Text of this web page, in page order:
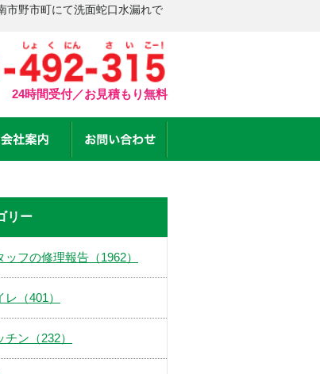
市野市町にて洗面蛇口水漏れで
24時間受付／お見積もり無料
リー
ッフの修理報告（1962）
レ（401）
チン（232）